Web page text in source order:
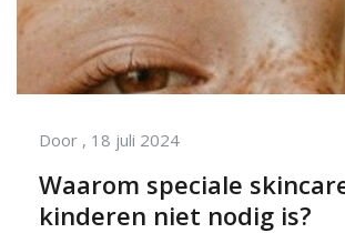
Door , 18 juli 2024
Waarom speciale
kinderen niet nodig is?